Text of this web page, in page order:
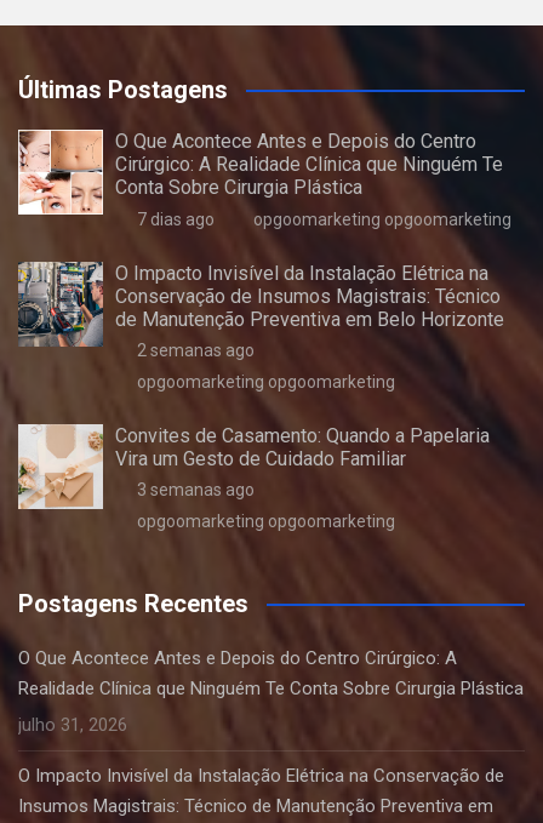
Últimas Postagens
O Que Acontece Antes e Depois do Centro
Cirúrgico: A Realidade Clínica que Ninguém Te
Conta Sobre Cirurgia Plástica
7 dias ago opgoomarketing opgoomarketing
O Impacto Invisível da Instalação Elétrica na
Conservação de Insumos Magistrais: Técnico
de Manutenção Preventiva em Belo Horizonte
2 semanas ago
opgoomarketing opgoomarketing
Convites de Casamento: Quando a Papelaria
Vira um Gesto de Cuidado Familiar
3 semanas ago
opgoomarketing opgoomarketing
Postagens Recentes
O Que Acontece Antes e Depois do Centro Cirúrgico: A
Realidade Clínica que Ninguém Te Conta Sobre Cirurgia Plástica
julho 31, 2026
O Impacto Invisível da Instalação Elétrica na Conservação de
Insumos Magistrais: Técnico de Manutenção Preventiva em